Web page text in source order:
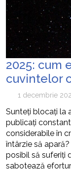
2025: cum
cuvintelor
1 decembrie
Sunteți blocați la
publicați
considerabile în
întârzie să
posibil să suferiți
sabotează